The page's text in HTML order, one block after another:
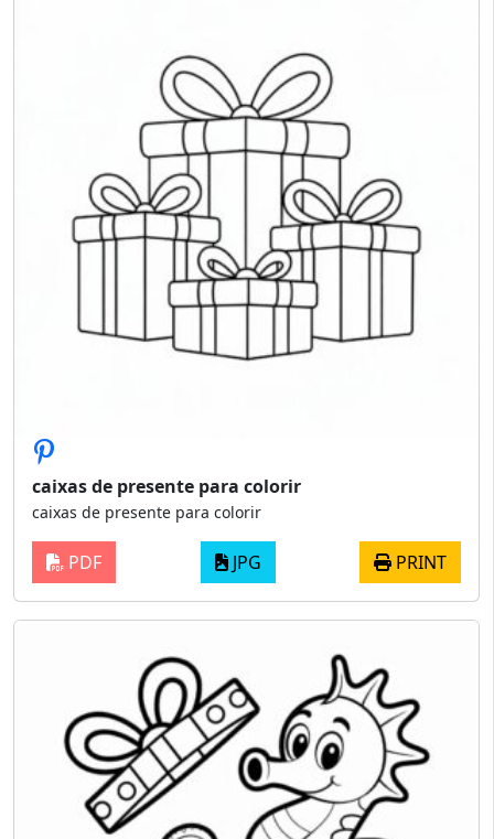
caixas de presente para colorir
caixas de presente para colorir
PDF JPG PRINT